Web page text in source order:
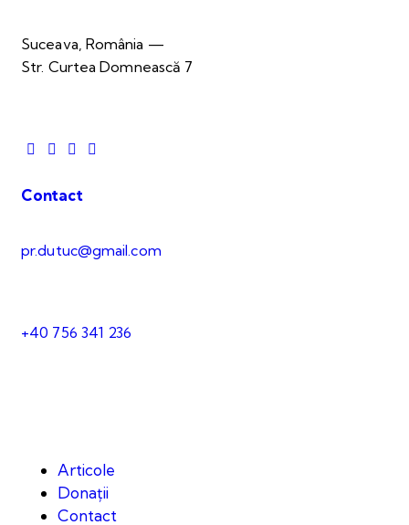
Suceava, România —
Str. Curtea Domnească 7
Contact
pr.dutuc@gmail.com
+40 756 341 236
Articole
Donații
Contact